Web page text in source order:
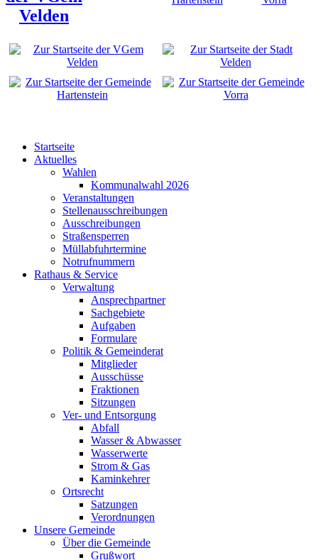
Startseite
Aktuelles
Wahlen
Kommunalwahl 2026
Veranstaltungen
Stellenausschreibungen
Ausschreibungen
Straßensperren
Müllabfuhrtermine
Notrufnummern
Rathaus & Service
Verwaltung
Ansprechpartner
Sachgebiete
Aufgaben
Formulare
Politik & Gemeinderat
Mitglieder
Ausschüsse
Fraktionen
Sitzungen
Ver- und Entsorgung
Abfall
Wasser & Abwasser
Wasserwerte
Strom & Gas
Kaminkehrer
Ortsrecht
Satzungen
Verordnungen
Unsere Gemeinde
Über die Gemeinde
Grußwort